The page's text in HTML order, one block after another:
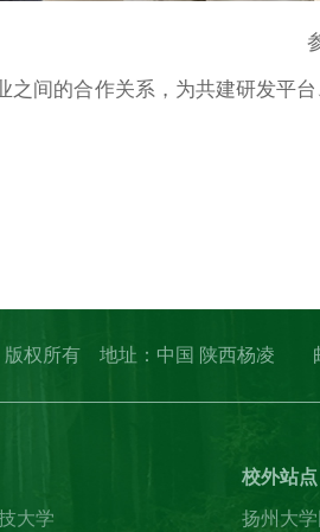
之间的合作关系，为共建研发平
版权所有 地址：中国 陕西杨
大学
校外站点
扬州大